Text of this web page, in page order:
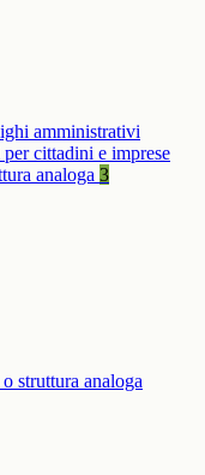
amministrativi
cittadini e imprese
analoga 3
struttura analoga